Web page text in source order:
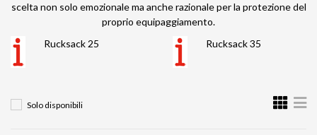
scelta non solo emozionale ma anche razionale per la protezione del
proprio equipaggiamento.
Rucksack 25
Rucksack 35
Solo disponibili